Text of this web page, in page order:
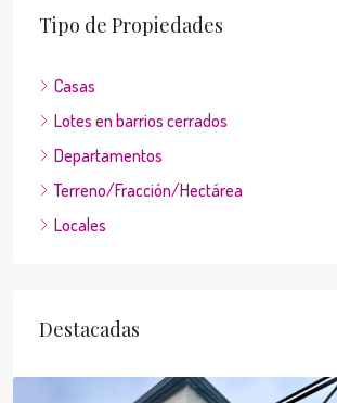
Tipo de Propiedades
Casas
Lotes en barrios cerrados
Departamentos
Terreno/Fracción/Hectárea
Locales
Destacadas